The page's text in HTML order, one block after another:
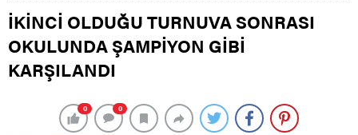
İKİNCİ OLDUĞU TURNUVA SONRASI
OKULUNDA ŞAMPİYON GİBİ
KARŞILANDI
0 0